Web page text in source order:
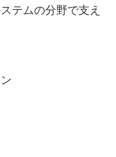
テムの分野で支え